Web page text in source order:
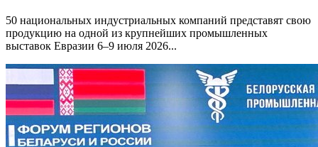
50 национальных индустриальных компаний представят свою
продукцию на одной из крупнейших промышленных
выставок Евразии 6–9 июля 2026...